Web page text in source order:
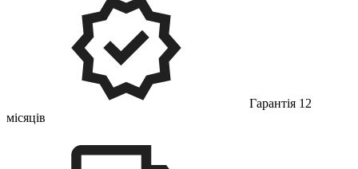
Гарантія 12
місяців